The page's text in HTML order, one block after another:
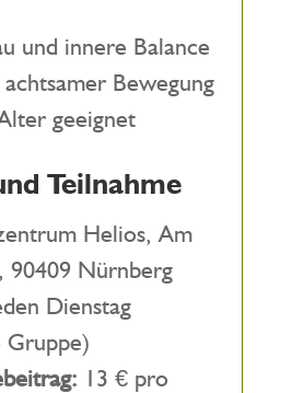
und innere Balance
Bewegung
geeignet
Teilnahme
Helios, Am
90409 Nürnberg
Dienstag
Gruppe)
13 € pro